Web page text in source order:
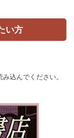
い方
込んでください。